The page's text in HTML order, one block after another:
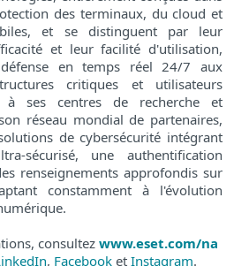
des terminaux, du cloud et
et se distinguent par leur
et leur facilité d'utilisation,
en temps réel 24/7 aux
critiques et utilisateurs
à ses centres de recherche et
réseau mondial de partenaires,
de cybersécurité intégrant
sécurisé, une authentification
renseignements approfondis sur
constamment à l'évolution
consultez www.eset.com/na
, Facebook et Instagram.